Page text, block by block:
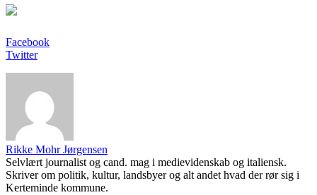
Facebook
Twitter
Rikke Mohr Jørgensen
Selvlært journalist og cand. mag i medievidenskab og italiensk.
Skriver om politik, kultur, landsbyer og alt andet hvad der rør sig i
Kerteminde kommune.